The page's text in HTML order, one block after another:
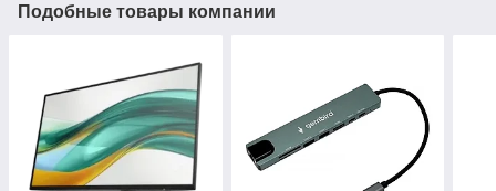
Подобные товары компании